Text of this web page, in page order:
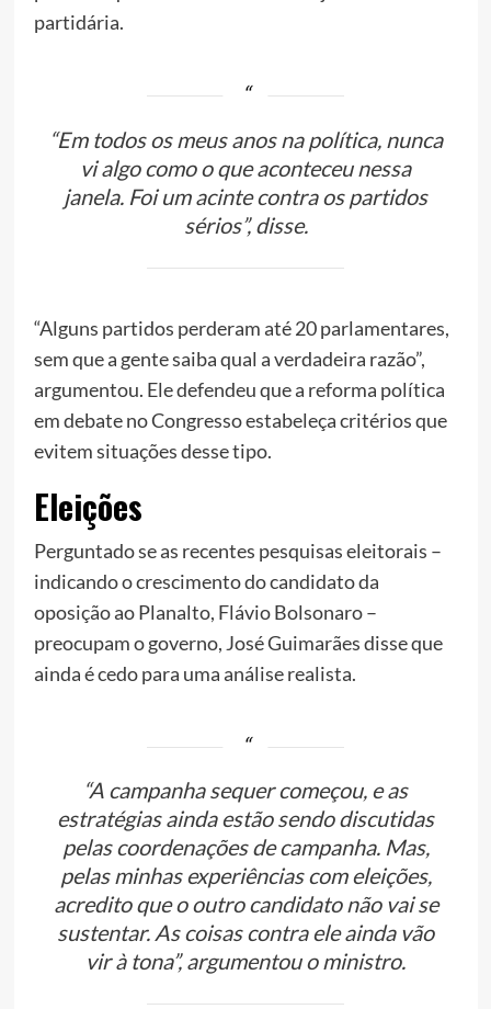
partidária.
“Em todos os meus anos na política, nunca
vi algo como o que aconteceu nessa
janela. Foi um acinte contra os partidos
sérios”, disse.
“Alguns partidos perderam até 20 parlamentares,
sem que a gente saiba qual a verdadeira razão”,
argumentou. Ele defendeu que a reforma política
em debate no Congresso estabeleça critérios que
evitem situações desse tipo.
Eleições
Perguntado se as recentes pesquisas eleitorais –
indicando o crescimento do candidato da
oposição ao Planalto, Flávio Bolsonaro –
preocupam o governo, José Guimarães disse que
ainda é cedo para uma análise realista.
“A campanha sequer começou, e as
estratégias ainda estão sendo discutidas
pelas coordenações de campanha. Mas,
pelas minhas experiências com eleições,
acredito que o outro candidato não vai se
sustentar. As coisas contra ele ainda vão
vir à tona”, argumentou o ministro.